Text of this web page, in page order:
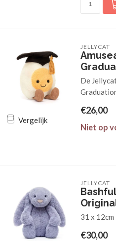
Vergelijk
JELLYCAT
De
€26,00
Niet op
JELLYCAT
31 x 12cm
€30,00